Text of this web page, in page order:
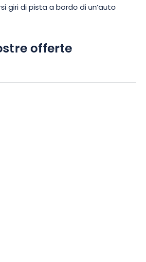
giri di pista a bordo di un’auto
offerte